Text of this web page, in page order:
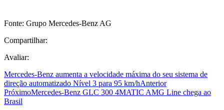
Fonte: Grupo Mercedes-Benz AG
Compartilhar:
Avaliar:
Mercedes-Benz aumenta a velocidade máxima do seu sistema de
direção automatizado Nível 3 para 95 km/hAnterior
PróximoMercedes-Benz GLC 300 4MATIC AMG Line chega ao
Brasil